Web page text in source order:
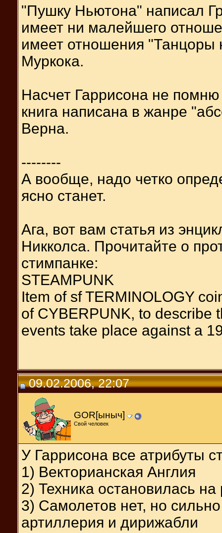
"Пушку Ньютона" написал
имеет ни малейшего
имеет отношения
Муркока.
Насчет Гаррисона не
книга написана в жанре
Верна.
--------
А вообще, надо четко
ясно станет.
Ага, вот вам статья из
Никколса. Прочитайте о
стимпанке:
STEAMPUNK
Item of sf TERMINOLOGY
of CYBERPUNK, to describe
events take place against a
09.02.2006, 22:07
GOR[ыныч]
Свой человек
У Гаррисона все атрибуты
1) Векторианская Англия
2) Техника остановилась
3) Самолетов нет, но
артиллерия и дирижабли